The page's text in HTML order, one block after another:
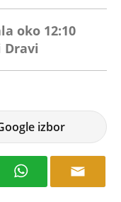
oko 12:10
Dravi
izbor